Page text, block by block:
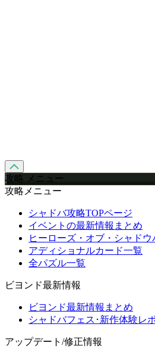
攻略 メニュー
攻略メニュー
シャドバ攻略TOPページ
イベントの最新情報まとめ
ヒーローズ・オブ・シャド
アディショナルカード一覧
全パズル一覧
ビヨンド最新情報
ビヨンド最新情報まとめ
シャドバフェス･新作体験レ
アップデート/修正情報